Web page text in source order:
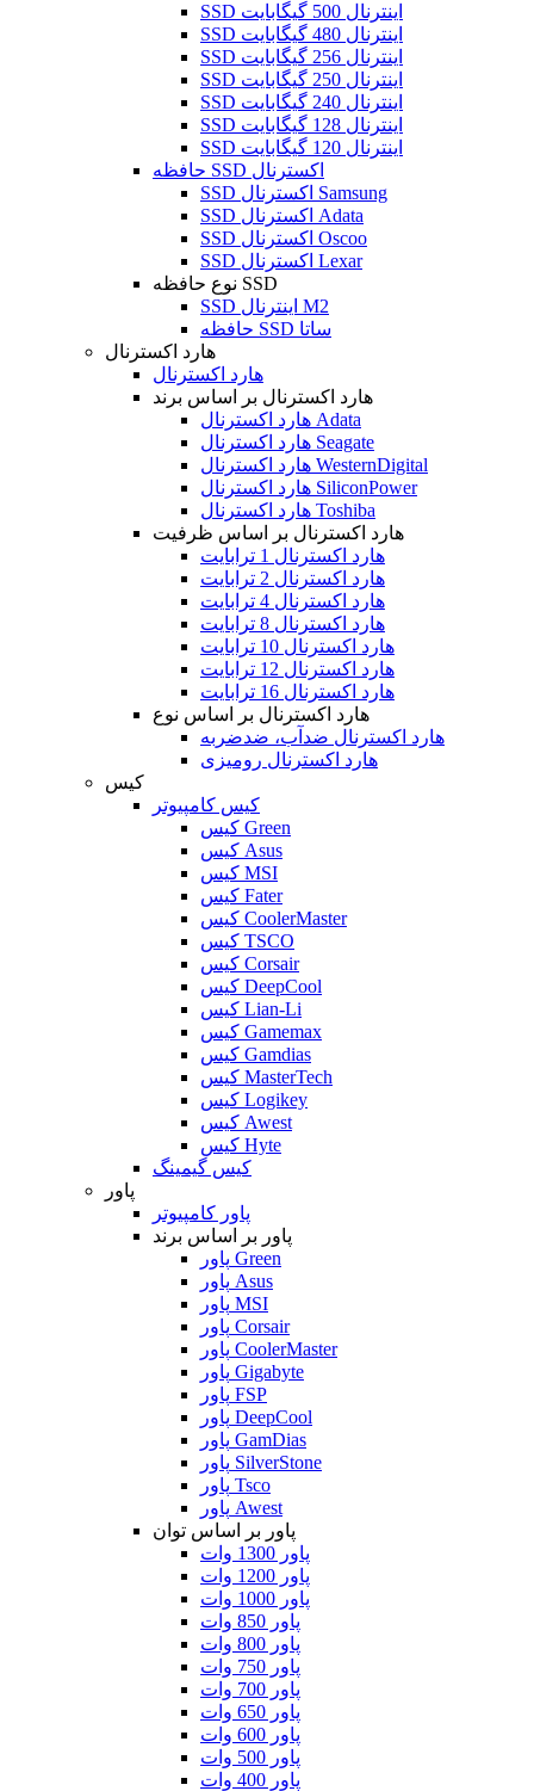
SSD اینترنال 500 گیگابایت
SSD اینترنال 480 گیگابایت
SSD اینترنال 256 گیگابایت
SSD اینترنال 250 گیگابایت
SSD اینترنال 240 گیگابایت
SSD اینترنال 128 گیگابایت
SSD اینترنال 120 گیگابایت
حافظه SSD اکسترنال
SSD اکسترنال Samsung
SSD اکسترنال Adata
SSD اکسترنال Oscoo
SSD اکسترنال Lexar
نوع حافظه SSD
SSD اینترنال M2
حافظه SSD ساتا
هارد اکسترنال
هارد اکسترنال
هارد اکسترنال بر اساس برند
هارد اکسترنال Adata
هارد اکسترنال Seagate
هارد اکسترنال WesternDigital
هارد اکسترنال SiliconPower
هارد اکسترنال Toshiba
هارد اکسترنال بر اساس ظرفیت
هارد اکسترنال 1 ترابایت
هارد اکسترنال 2 ترابایت
هارد اکسترنال 4 ترابایت
هارد اکسترنال 8 ترابایت
هارد اکسترنال 10 ترابایت
هارد اکسترنال 12 ترابایت
هارد اکسترنال 16 ترابایت
هارد اکسترنال بر اساس نوع
هارد اکسترنال ضدآب، ضدضربه
هارد اکسترنال رومیزی
کیس
کیس کامپیوتر
کیس Green
کیس Asus
کیس MSI
کیس Fater
کیس CoolerMaster
کیس TSCO
کیس Corsair
کیس DeepCool
کیس Lian-Li
کیس Gamemax
کیس Gamdias
کیس MasterTech
کیس Logikey
کیس Awest
کیس Hyte
کیس گیمینگ
پاور
پاور کامپیوتر
پاور بر اساس برند
پاور Green
پاور Asus
پاور MSI
پاور Corsair
پاور CoolerMaster
پاور Gigabyte
پاور FSP
پاور DeepCool
پاور GamDias
پاور SilverStone
پاور Tsco
پاور Awest
پاور بر اساس توان
پاور 1300 وات
پاور 1200 وات
پاور 1000 وات
پاور 850 وات
پاور 800 وات
پاور 750 وات
پاور 700 وات
پاور 650 وات
پاور 600 وات
پاور 500 وات
پاور 400 وات